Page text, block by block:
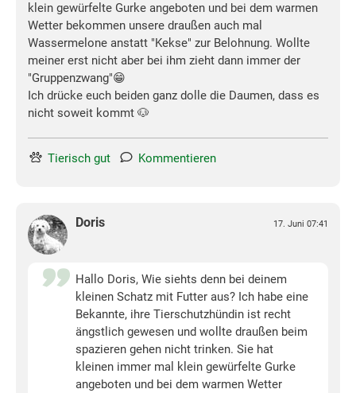
klein gewürfelte Gurke angeboten und bei dem warmen
Wetter bekommen unsere draußen auch mal
Wassermelone anstatt "Kekse" zur Belohnung. Wollte
meiner erst nicht aber bei ihm zieht dann immer der
"Gruppenzwang"😁
Ich drücke euch beiden ganz dolle die Daumen, dass es
nicht soweit kommt 🐶
Tierisch gut Kommentieren
Doris 17. Juni 07:41
Hallo Doris, Wie siehts denn bei deinem
kleinen Schatz mit Futter aus? Ich habe eine
Bekannte, ihre Tierschutzhündin ist recht
ängstlich gewesen und wollte draußen beim
spazieren gehen nicht trinken. Sie hat
kleinen immer mal klein gewürfelte Gurke
angeboten und bei dem warmen Wetter